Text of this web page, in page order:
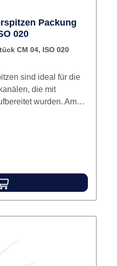
Packung
020
CM 04, ISO 020
sind ideal für die
die mit
wurden. Am
der Durchmesser